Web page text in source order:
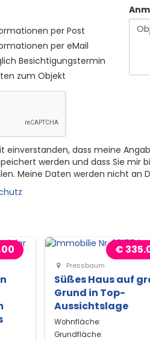
per Post
per eMail
Besichtigungstermin
zum Objekt
einverstanden, dass meine
werden und dass Sie mir
Meine Daten werden nicht an
€
Pressbaum
Süßes Haus auf
Grund in Top-
Aussichtslage
Wohnfläche:
Grundfläche: